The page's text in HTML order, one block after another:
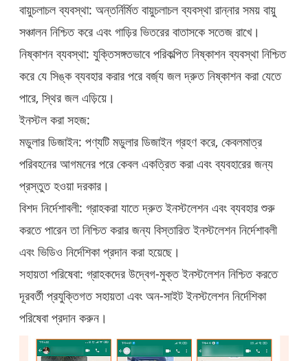
বায়ুচলাচল ব্যবস্থা: অন্তর্নির্মিত বায়ুচলাচল ব্যবস্থা রান্নার সময় বায়ু
সঞ্চালন নিশ্চিত করে এবং গাড়ির ভিতরের বাতাসকে সতেজ রাখে।
নিষ্কাশন ব্যবস্থা: যুক্তিসঙ্গতভাবে পরিকল্পিত নিষ্কাশন ব্যবস্থা নিশ্চিত
করে যে সিঙ্ক ব্যবহার করার পরে বর্জ্য জল দ্রুত নিষ্কাশন করা যেতে
পারে, স্থির জল এড়িয়ে।
ইনস্টল করা সহজ:
মডুলার ডিজাইন: পণ্যটি মডুলার ডিজাইন গ্রহণ করে, কেবলমাত্র
পরিবহনের আগমনের পরে কেবল একত্রিত করা এবং ব্যবহারের জন্য
প্রস্তুত হওয়া দরকার।
বিশদ নির্দেশাবলী: গ্রাহকরা যাতে দ্রুত ইনস্টলেশন এবং ব্যবহার শুরু
করতে পারেন তা নিশ্চিত করার জন্য বিস্তারিত ইনস্টলেশন নির্দেশাবলী
এবং ভিডিও নির্দেশিকা প্রদান করা হয়েছে।
সহায়তা পরিষেবা: গ্রাহকদের উদ্বেগ-মুক্ত ইনস্টলেশন নিশ্চিত করতে
দূরবর্তী প্রযুক্তিগত সহায়তা এবং অন-সাইট ইনস্টলেশন নির্দেশিকা
পরিষেবা প্রদান করুন।